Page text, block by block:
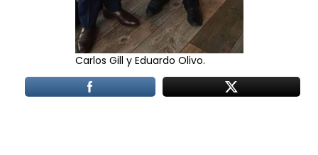
Carlos Gill y Eduardo Olivo.